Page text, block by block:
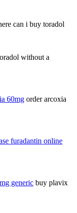
can i buy toradol
without a
60mg order arcoxia
furadantin online
generic buy plavix